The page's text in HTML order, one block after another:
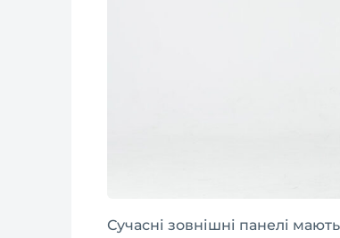
Сучасні зовнішні панелі